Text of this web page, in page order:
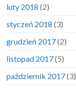
luty 2018 (2)
styczeń 2018 (3)
grudzień 2017(2)
listopad 2017(5)
październik 2017(3)